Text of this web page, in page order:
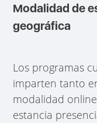
Modalidad de
geográfica
Los programas
imparten tanto
modalidad
estancia